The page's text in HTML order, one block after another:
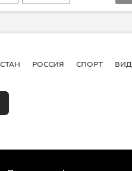
РОССИЯ СПОРТ